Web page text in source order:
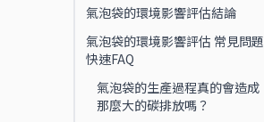
氣泡袋的環境影響評估結論
氣泡袋的環境影響評估 常見問題
快速FAQ
氣泡袋的生產過程真的會造成
那麼大的碳排放嗎？